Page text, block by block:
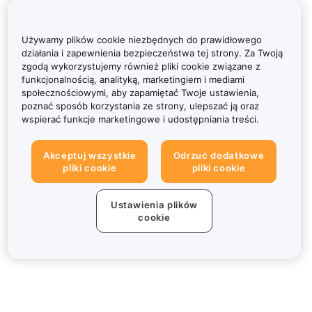
Używamy plików cookie niezbędnych do prawidłowego
działania i zapewnienia bezpieczeństwa tej strony. Za Twoją
zgodą wykorzystujemy również pliki cookie związane z
funkcjonalnością, analityką, marketingiem i mediami
społecznościowymi, aby zapamiętać Twoje ustawienia,
poznać sposób korzystania ze strony, ulepszać ją oraz
wspierać funkcje marketingowe i udostępniania treści.
Akceptuj wszystkie
pliki cookie
Odrzuć dodatkowe
pliki cookie
Ustawienia plików
cookie